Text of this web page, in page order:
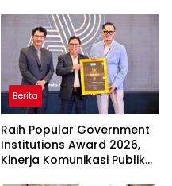
Berita
Raih Popular Government
Institutions Award 2026,
Kinerja Komunikasi Publik